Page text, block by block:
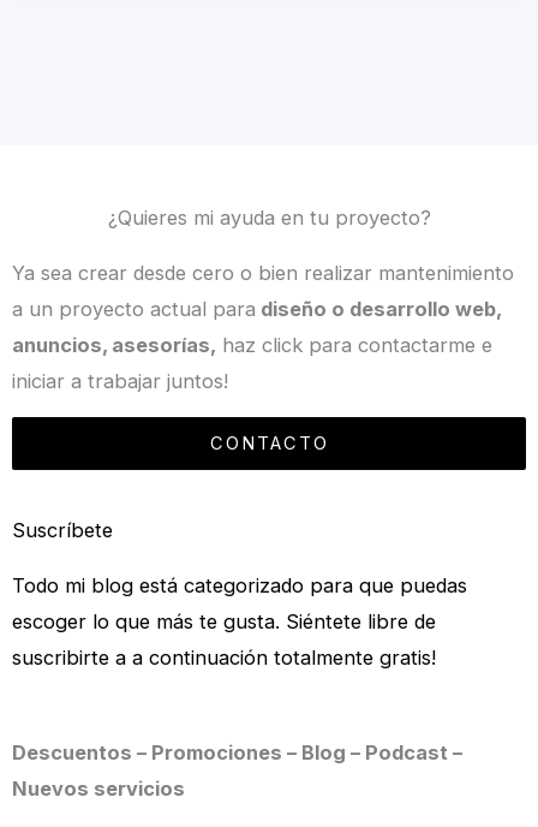
¿Quieres mi ayuda en tu proyecto?
Ya sea crear desde cero o bien realizar mantenimiento
a un proyecto actual para diseño o desarrollo web,
anuncios, asesorías, haz click para contactarme e
iniciar a trabajar juntos!
CONTACTO
Suscríbete
Todo mi blog está categorizado para que puedas
escoger lo que más te gusta. Siéntete libre de
suscribirte a a continuación totalmente gratis!
Descuentos – Promociones – Blog – Podcast –
Nuevos servicios